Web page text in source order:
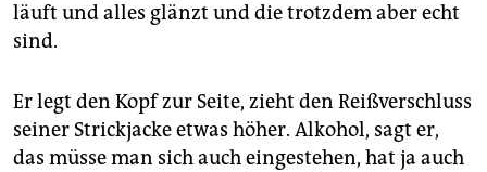
läuft und alles glänzt und die trotzdem aber echt
sind.
Er legt den Kopf zur Seite, zieht den Reißverschluss
seiner Strickjacke etwas höher. Alkohol, sagt er,
das müsse man sich auch eingestehen, hat ja auch